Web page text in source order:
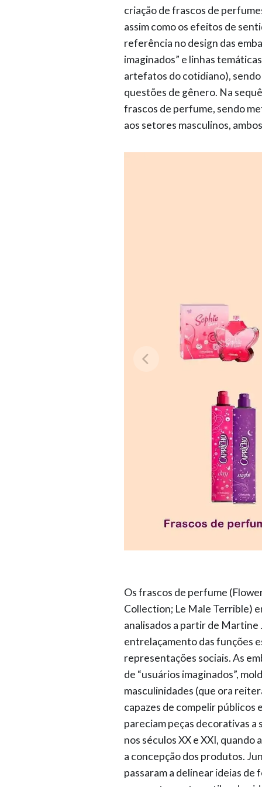
criação de frascos de
assim como os efeitos de
referência no design das
imaginados” e linhas
artefatos do cotidiano),
questões de gênero. Na
frascos de perfume, sendo
aos setores masculinos,
Os frascos de perfume
Collection; Le Male Terrible)
analisados a partir de
entrelaçamento das funções
representações sociais. As
de “usuários imaginados”,
masculinidades (que ora
capazes de compelir públicos
pareciam peças decorativas a
nos séculos XX e XXI,
a concepção dos produtos.
passaram a delinear ideias de